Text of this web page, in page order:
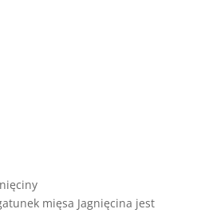
mięsa Jagnięcina jest